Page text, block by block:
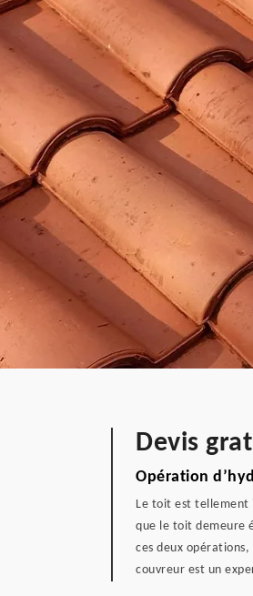
Devis
Opération
Le toit est tellement
que le toit demeure
ces deux
couvreur est un